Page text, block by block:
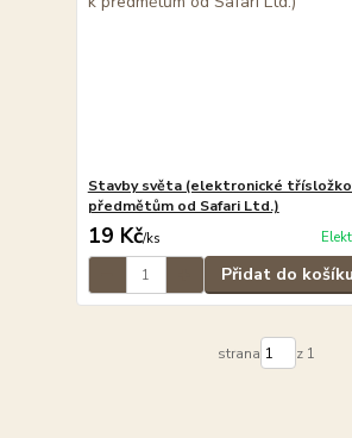
Stavby světa (elektronické
předmětům od Safari Ltd.)
19 Kč/ks
Přidat do košíku
strana z 1